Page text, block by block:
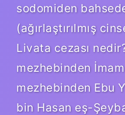
sodomiden
(ağırlaştırılmış
Livata cezası
mezhebinden
mezhebinden Ebu
bin Hasan eş-